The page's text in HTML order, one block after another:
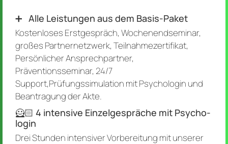
➕ Alle Leist­ungen aus dem Basis-Paket
Kostenloses Erstgespräch, Wochenendseminar,
großes Partnernetzwerk, Teilnahmezertifikat,
Persönlicher Ansprechpartner,
Präventionsseminar, 24/7
Support,Prüfungssimulation mit Psychologin und
Beantragung der Akte.
🦸🏻‍️ 4 inten­sive Ein­zel­ge­spräche mit Psycho­
login
Drei Stunden intensiver Vorbereitung mit unserer